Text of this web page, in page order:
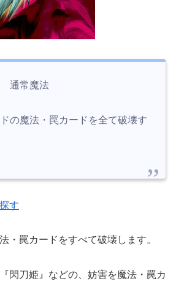
通常魔法
の魔法・罠カードを全て破壊す
す
・罠カードをすべて破壊します。
閃刀姫』などの、妨害を魔法・罠カ